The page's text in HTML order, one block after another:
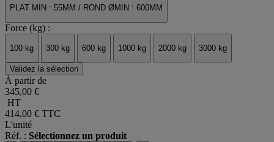
PLAT MIN : 55MM / ROND ØMIN : 600MM
Force (kg) :
100 kg 300 kg 600 kg 1000 kg 2000 kg 3000 kg
Validez la sélection
À partir de
345,00 €
HT
414,00 € TTC
L'unité
Réf. : Sélectionnez un produit